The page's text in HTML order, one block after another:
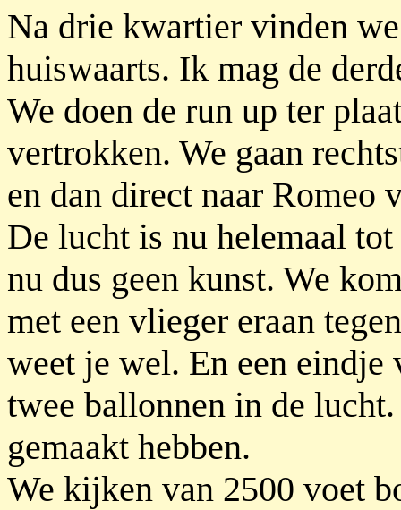
Na drie kwartier vinden
huiswaarts. Ik mag de
We doen de run up ter
vertrokken. We gaan
en dan direct naar Romeo
De lucht is nu helemaal
nu dus geen kunst. We
met een vlieger eraan
weet je wel. En een eindje
twee ballonnen in de
gemaakt hebben.
We kijken van 2500 voet